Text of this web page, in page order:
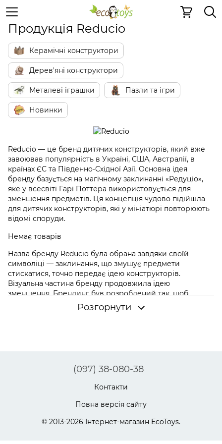
Продукція Reducio
Керамічні конструктори
Дерев'яні конструктори
Металеві іграшки Пазли та ігри
Новинки
Reducio — це бренд дитячих конструкторів, який вже
завоював популярність в Україні, США, Австралії, в
країнах ЄС та Південно-Східної Азії. Основна ідея
бренду базується на магічному заклинанні «Редуціо»,
яке у всесвіті Гарі Поттера використовується для
зменшення предметів. Ця концепція чудово підійшла
для дитячих конструкторів, які у мініатюрі повторюють
відомі споруди.
Немає товарів
Назва бренду Reducio була обрана завдяки своїй
символіці — заклинання, що змушує предмети
стискатися, точно передає ідею конструкторів.
Візуальна частина бренду продовжила ідею
зменшення. Брендинг був розроблений так, щоб
передати відчуття гри та магії, залучаючи як дітей, так і
Бренд продовжує розвиватися, зберігаючи свою
магічну атмосферу та пропонуючи дітям унікальні
можливості для творчості та навчання.
Reducio є чудовим прикладом того, як ідеї з
фантастичного світу можуть стати основою для
успішного комерційного продукту.
Розгорнути
(097) 38-080-38
Контакти
Повна версія сайту
© 2013-2026 Інтернет-магазин EcoToys.